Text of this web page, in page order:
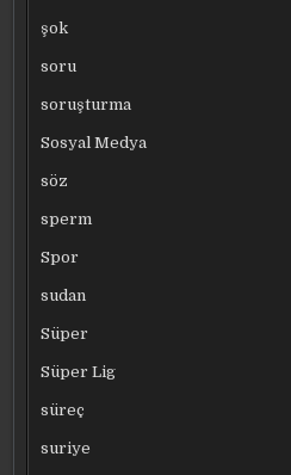
şok
soru
soruşturma
Sosyal Medya
söz
sperm
Spor
sudan
Süper
Süper Lig
süreç
suriye